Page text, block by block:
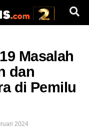
Masalah
dan
di Pemilu
2024